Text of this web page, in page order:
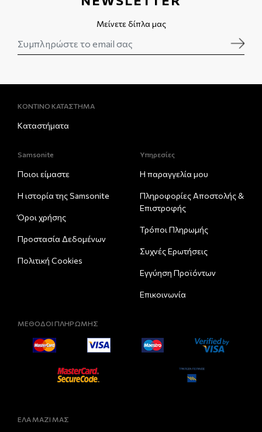
Μείνετε δίπλα μας
ΚΟΝΤΙΝΟ ΚΑΤΑΣΤΗΜΑ
Καταστήματα
Samsonite
Ποιοι είμαστε
Η ιστορία της Samsonite
Όροι χρήσης
Προστασία Δεδομένων
Πολιτική Cookies
Υπηρεσίες
Η παραγγελία μου
Πληροφορίες Αποστολής &
Eπιστροφής
Τρόποι Πληρωμής
Συχνές Ερωτήσεις
Εγγύηση Προϊόντων
Επικοινωνία
ΜΕΘΟΔΟΙ ΠΛΗΡΩΜΗΣ
ΕΛΑ ΜΑΖΙ ΜΑΣ